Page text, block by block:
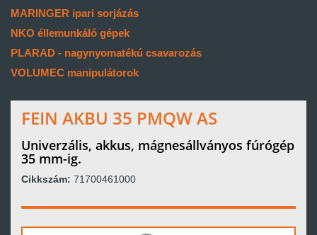
MARINGER ipari sorjázás
NKO éllemunkáló gépek
PLARAD - nagynyomatékú csavarozás
VOLUMEC manipulátorok
FEIN AKBU 35 PMQW AS
Univerzális, akkus, mágnesállványos fúrógép
35 mm-ig.
Cikkszám: 71700461000